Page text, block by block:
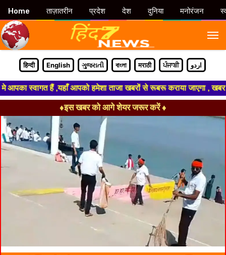
हिन्दी English ગુજરાતી বাংলা मराठी ਪੰਜਾਬੀ اردو
स्वागत हैं ,यहाँ आपको हमेशा ताजा खबरों से रूबरू कराया जाएगा , खबर
♦इस खबर को आगे शेयर जरूर करें ♦
Home ताज़ातरीन प्रदेश देश दुनिया मनोरंजन